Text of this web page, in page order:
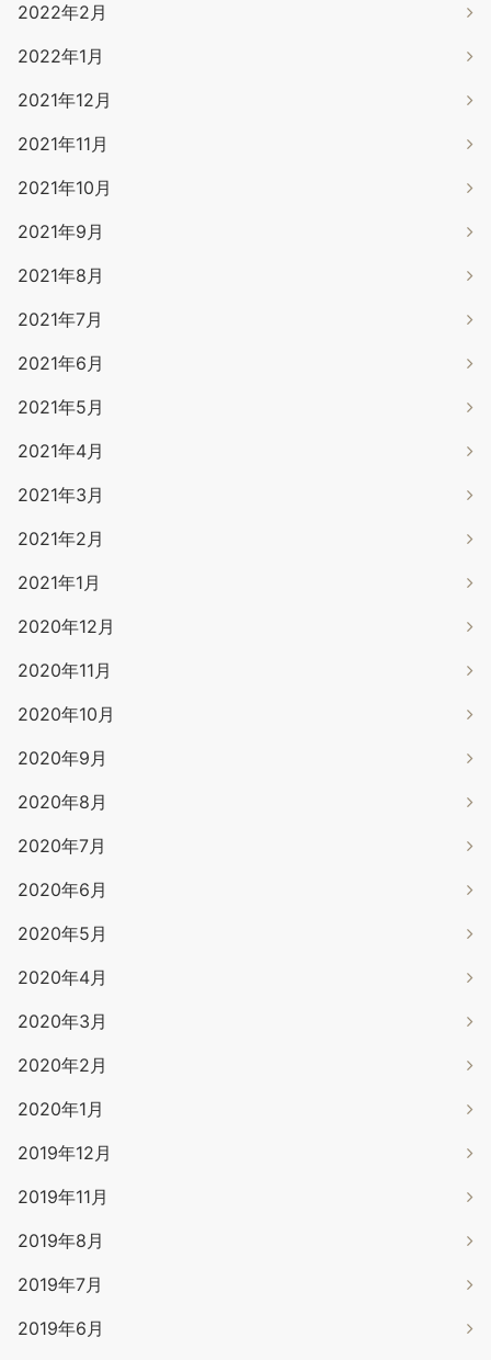
2022年2月
2022年1月
2021年12月
2021年11月
2021年10月
2021年9月
2021年8月
2021年7月
2021年6月
2021年5月
2021年4月
2021年3月
2021年2月
2021年1月
2020年12月
2020年11月
2020年10月
2020年9月
2020年8月
2020年7月
2020年6月
2020年5月
2020年4月
2020年3月
2020年2月
2020年1月
2019年12月
2019年11月
2019年8月
2019年7月
2019年6月